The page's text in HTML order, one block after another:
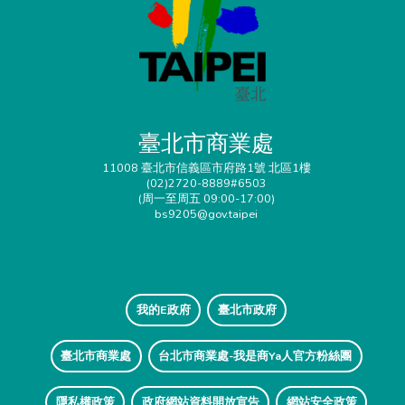
臺北市商業處
11008 臺北市信義區市府路1號 北區1樓
(02)2720-8889#6503
(周一至周五 09:00-17:00)
bs9205@gov.taipei
我的E政府 臺北市政府
臺北市商業處 台北市商業處-我是商Ya人官方粉絲團